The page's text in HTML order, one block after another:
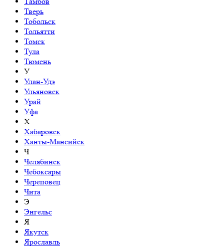
Тверь
Тобольск
Тольятти
Томск
Тула
Тюмень
У
Улан-Удэ
Ульяновск
Урай
Уфа
Х
Хабаровск
Ханты-Мансийск
Ч
Челябинск
Чебоксары
Череповец
Чита
Э
Энгельс
Я
Якутск
Ярославль